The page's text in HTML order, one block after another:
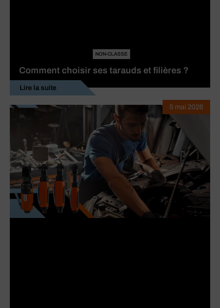
NON-CLASSE
Comment choisir ses tarauds et filières ?
Lire la suite
5 mai 2026